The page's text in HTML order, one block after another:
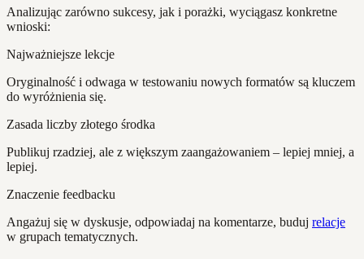
Analizując zarówno sukcesy, jak i porażki, wyciągasz konkretne
wnioski:
Najważniejsze lekcje
Oryginalność i odwaga w testowaniu nowych formatów są kluczem
do wyróżnienia się.
Zasada liczby złotego środka
Publikuj rzadziej, ale z większym zaangażowaniem – lepiej mniej, a
lepiej.
Znaczenie feedbacku
Angażuj się w dyskusje, odpowiadaj na komentarze, buduj relacje
w grupach tematycznych.